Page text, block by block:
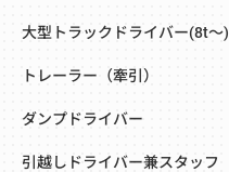
大型トラックドライバー(8t～)
トレーラー（牽引）
ダンプドライバー
引越しドライバー兼スタッフ